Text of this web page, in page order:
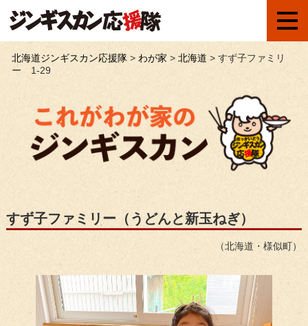
北海道ジンギスカン応援隊> わが家 > 北海道 > すず子ファミリ
ー 1-29
すず子ファミリー（うどんと新玉ねぎ）
（北海道・様似町）